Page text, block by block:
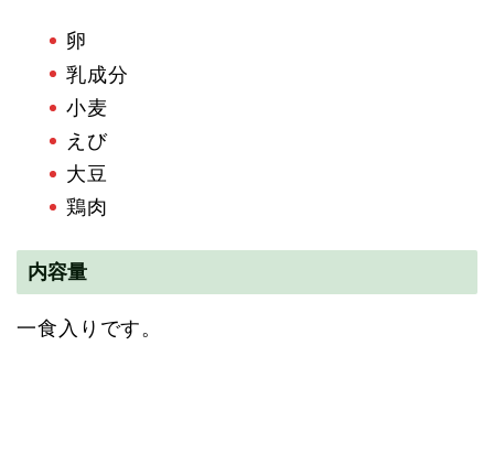
卵
乳成分
小麦
えび
大豆
鶏肉
内容量
一食入りです。